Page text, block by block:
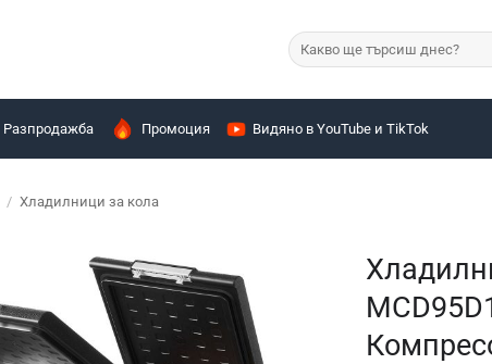
Търсене
за:
Разпродажба Промоция Видяно в YouTube и TikTok
/ Хладилници за кола